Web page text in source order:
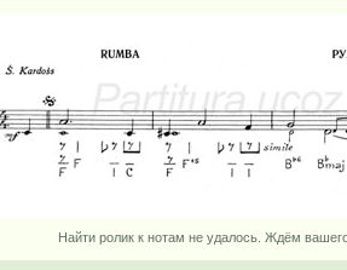
Найти ролик к нотам не удалось. Ждём